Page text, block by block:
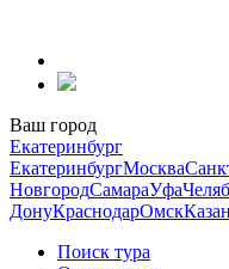
содержанию
Ваш город
Екатеринбург
ЕкатеринбургМосква
НовгородСамараУфа
ДонуКраснодарОмск
Поиск тура